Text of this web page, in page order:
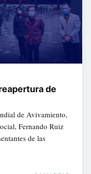
de
de Avivamiento,
Fernando Ruiz
de las